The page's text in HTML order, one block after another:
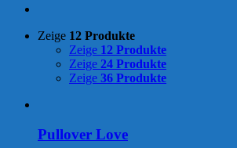
Zeige 12 Produkte
Zeige 12 Produkte
Zeige 24 Produkte
Zeige 36 Produkte
Pullover Love